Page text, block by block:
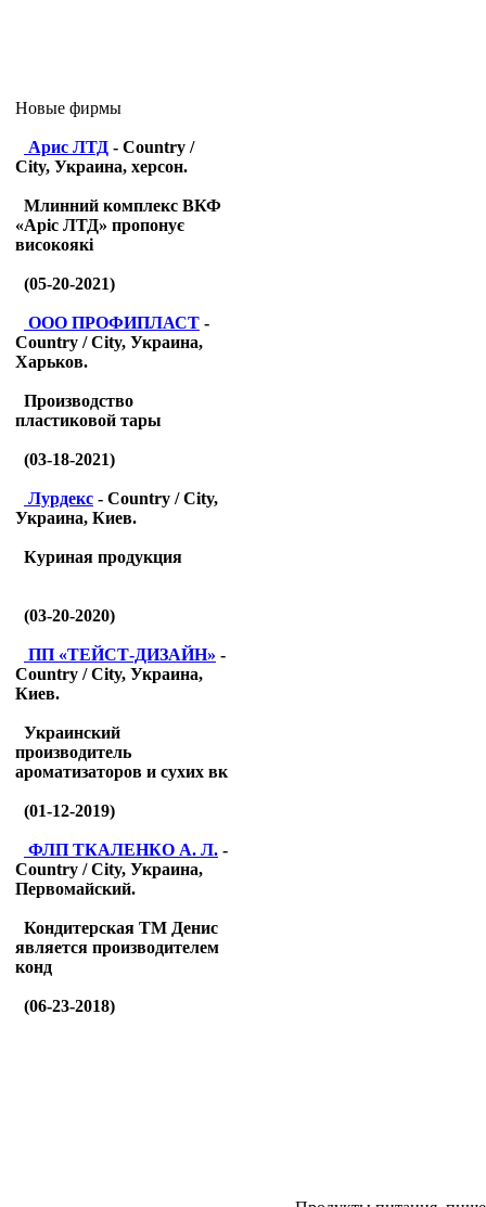
Новые фирмы
Арис ЛТД - Country /
City, Украина, херсон.
Млинний комплекс ВКФ
«Аріс ЛТД» пропонує
високоякі
(05-20-2021)
ООО ПРОФИПЛАСТ -
Country / City, Украина,
Харьков.
Производство
пластиковой тары
(03-18-2021)
Лурдекс - Country / City,
Украина, Киев.
Куриная продукция
(03-20-2020)
ПП «ТЕЙСТ-ДИЗАЙН» -
Country / City, Украина,
Киев.
Украинский
производитель
ароматизаторов и сухих вк
(01-12-2019)
ФЛП ТКАЛЕНКО А. Л. -
Country / City, Украина,
Первомайский.
Кондитерская ТМ Денис
является производителем
конд
(06-23-2018)